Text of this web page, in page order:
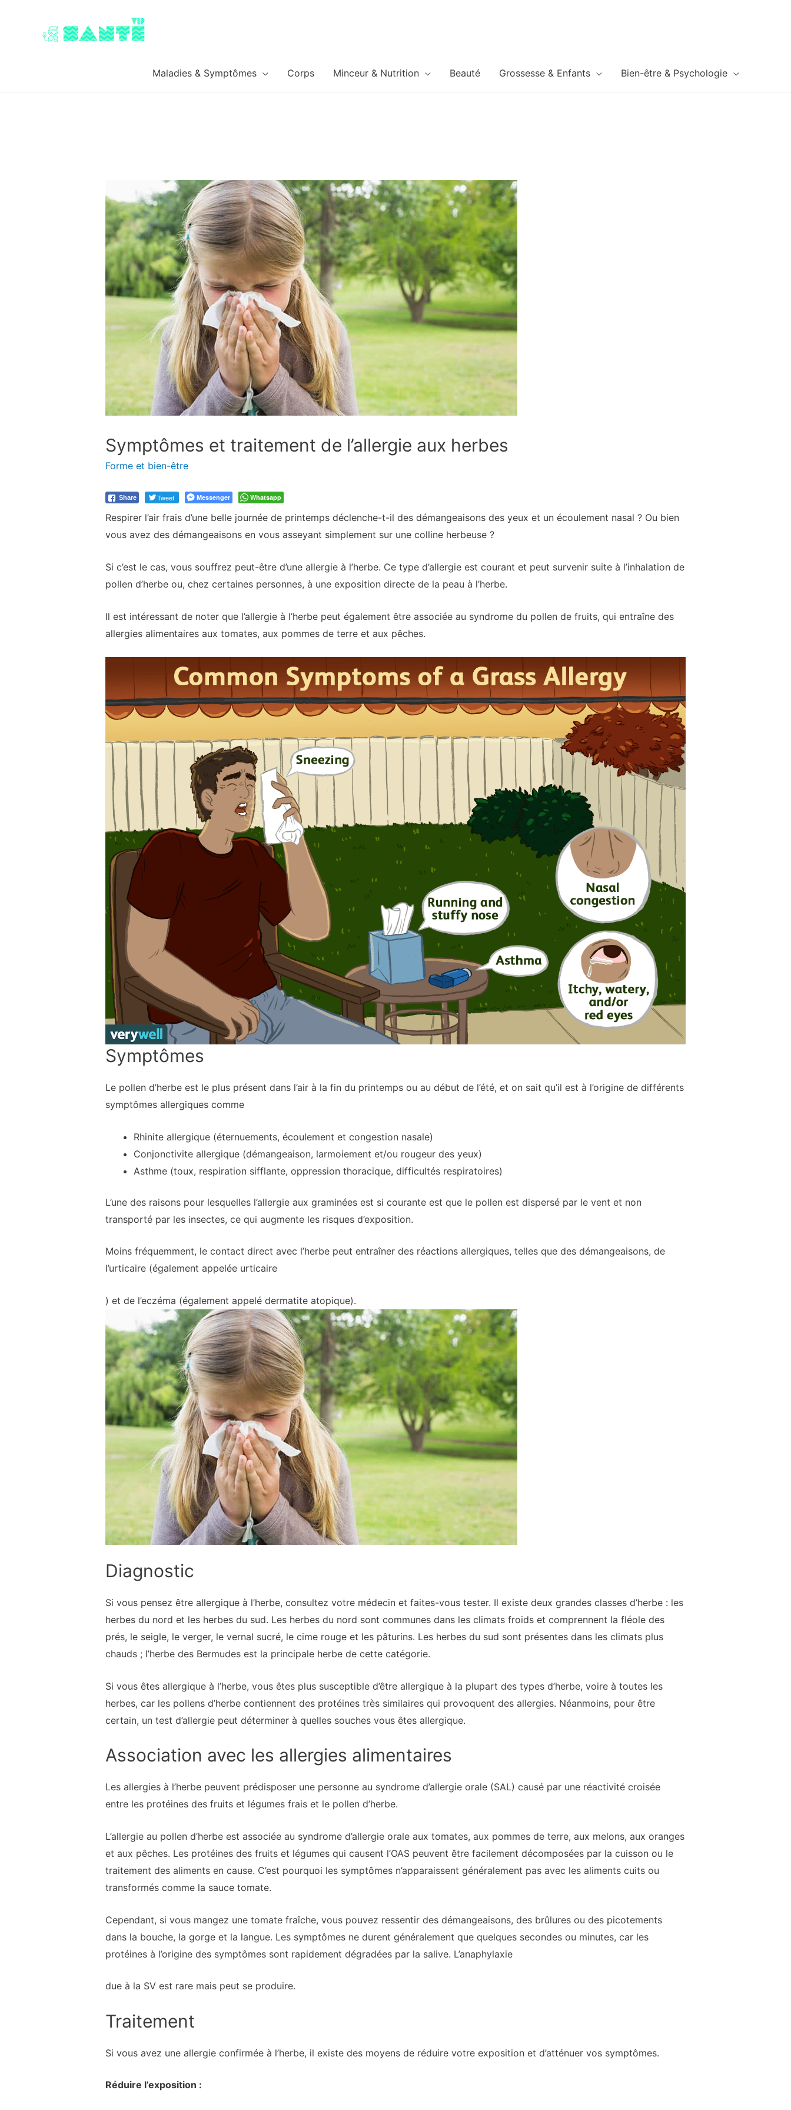
Maladies & Symptômes Corps Minceur & Nutrition Beauté Grossesse & Enfants Bien-être & Psychologie
Symptômes et traitement de l’allergie aux herbes
Forme et bien-être
Share Tweet Messenger Whatsapp
Respirer l’air frais d’une belle journée de printemps déclenche-t-il des démangeaisons des yeux et un écoulement nasal ? Ou bien
vous avez des démangeaisons en vous asseyant simplement sur une colline herbeuse ?
Si c’est le cas, vous souffrez peut-être d’une allergie à l’herbe. Ce type d’allergie est courant et peut survenir suite à l’inhalation de
pollen d’herbe ou, chez certaines personnes, à une exposition directe de la peau à l’herbe.
Il est intéressant de noter que l’allergie à l’herbe peut également être associée au syndrome du pollen de fruits, qui entraîne des
allergies alimentaires aux tomates, aux pommes de terre et aux pêches.
Symptômes
Le pollen d’herbe est le plus présent dans l’air à la fin du printemps ou au début de l’été, et on sait qu’il est à l’origine de différents
symptômes allergiques comme
Rhinite allergique (éternuements, écoulement et congestion nasale)
Conjonctivite allergique (démangeaison, larmoiement et/ou rougeur des yeux)
Asthme (toux, respiration sifflante, oppression thoracique, difficultés respiratoires)
L’une des raisons pour lesquelles l’allergie aux graminées est si courante est que le pollen est dispersé par le vent et non
transporté par les insectes, ce qui augmente les risques d’exposition.
Moins fréquemment, le contact direct avec l’herbe peut entraîner des réactions allergiques, telles que des démangeaisons, de
l’urticaire (également appelée urticaire
) et de l’eczéma (également appelé dermatite atopique).
Diagnostic
Si vous pensez être allergique à l’herbe, consultez votre médecin et faites-vous tester. Il existe deux grandes classes d’herbe : les
herbes du nord et les herbes du sud. Les herbes du nord sont communes dans les climats froids et comprennent la fléole des
prés, le seigle, le verger, le vernal sucré, le cime rouge et les pâturins. Les herbes du sud sont présentes dans les climats plus
chauds ; l’herbe des Bermudes est la principale herbe de cette catégorie.
Si vous êtes allergique à l’herbe, vous êtes plus susceptible d’être allergique à la plupart des types d’herbe, voire à toutes les
herbes, car les pollens d’herbe contiennent des protéines très similaires qui provoquent des allergies. Néanmoins, pour être
certain, un test d’allergie peut déterminer à quelles souches vous êtes allergique.
Association avec les allergies alimentaires
Les allergies à l’herbe peuvent prédisposer une personne au syndrome d’allergie orale (SAL) causé par une réactivité croisée
entre les protéines des fruits et légumes frais et le pollen d’herbe.
L’allergie au pollen d’herbe est associée au syndrome d’allergie orale aux tomates, aux pommes de terre, aux melons, aux oranges
et aux pêches. Les protéines des fruits et légumes qui causent l’OAS peuvent être facilement décomposées par la cuisson ou le
traitement des aliments en cause. C’est pourquoi les symptômes n’apparaissent généralement pas avec les aliments cuits ou
transformés comme la sauce tomate.
Cependant, si vous mangez une tomate fraîche, vous pouvez ressentir des démangeaisons, des brûlures ou des picotements
dans la bouche, la gorge et la langue. Les symptômes ne durent généralement que quelques secondes ou minutes, car les
protéines à l’origine des symptômes sont rapidement dégradées par la salive. L’anaphylaxie
due à la SV est rare mais peut se produire.
Traitement
Si vous avez une allergie confirmée à l’herbe, il existe des moyens de réduire votre exposition et d’atténuer vos symptômes.
Réduire l’exposition :